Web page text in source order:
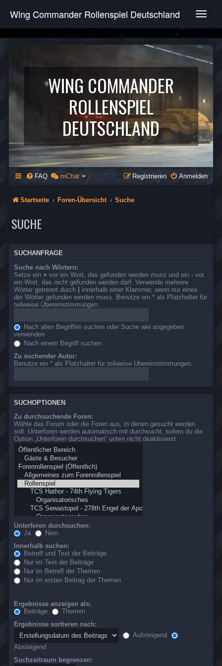
T
g
e
v
g
a
t
i
o
n
Wing Commander Rollenspiel Deutschland
WING COMMANDER
ROLLENSPIEL
DEUTSCHLAND
FAQ mChat Anmelden
Registrieren
Startseite Foren-Übersicht Suche
SUCHE
SUCHANFRAGE
Suche nach Wörtern:
Setze ein + vor ein Wort, das gefunden werden muss und ein - vor
ein Wort, das nicht gefunden werden darf. Verwende mehrere
Wörter getrennt durch | innerhalb einer Klammer, wenn nur eines
der Wörter gefunden werden muss. Benutze ein * als Platzhalter für
teilweise Übereinstimmungen.
Nach allen Begriffen suchen oder Suche wie angegeben
verwenden
Nach einem Begriff suchen
Zu suchender Autor:
Benutze ein * als Platzhalter für teilweise Übereinstimmungen.
SUCHOPTIONEN
Zu durchsuchende Foren:
Wähle das Forum oder die Foren aus, in denen gesucht werden
soll. Unterforen werden automatisch mit durchsucht, sofern du die
Option „Unterforen durchsuchen“ unten nicht deaktivierst.
Unterforen durchsuchen:
Ja
Nein
Innerhalb suchen:
Betreff und Text der Beiträge
Nur im Text der Beiträge
Nur im Betreff der Themen
Nur im ersten Beitrag der Themen
Ergebnisse anzeigen als:
Beiträge
Themen
Ergebnisse sortieren nach:
Aufsteigend
Absteigend
Suchzeitraum begrenzen: